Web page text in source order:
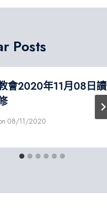
Posts
會2020年11月08日讀
08/11/2020